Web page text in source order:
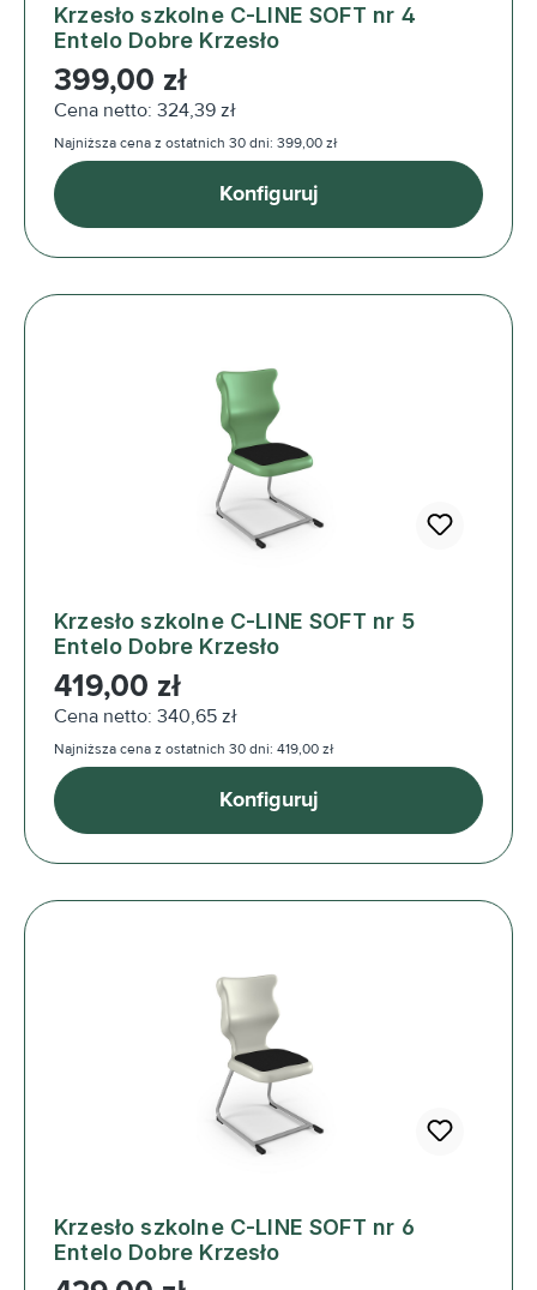
Krzesło szkolne C-LINE SOFT nr 4
Entelo Dobre Krzesło
Cena regularna:
399,00 zł
Cena netto: 324,39 zł
Najniższa cena z ostatnich 30 dni: 399,00 zł
Konfiguruj
Krzesło szkolne C-LINE SOFT nr 5
Entelo Dobre Krzesło
Cena regularna:
419,00 zł
Cena netto: 340,65 zł
Najniższa cena z ostatnich 30 dni: 419,00 zł
Konfiguruj
Krzesło szkolne C-LINE SOFT nr 6
Entelo Dobre Krzesło
Cena regularna: